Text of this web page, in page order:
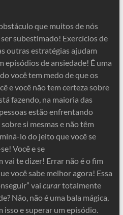
que muitos de nós
subestimado! Exercícios de
outras estratégias ajudam
episódios de ansiedade! É uma
você tem medo de que os
e você não tem certeza sobre
fazendo, na maioria das
estão enfrentando
si mesmas e não têm
lo do jeito que você se
Você e se
vai te dizer! Errar não é o fim
você sabe melhor agora! Essa
vai curartotalmente
Não, não é uma bala mágica,
isso e superar um episódio.